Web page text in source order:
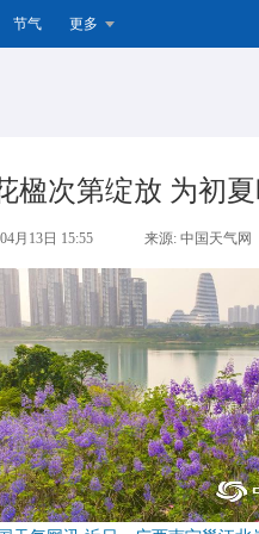
节气 更多
楹次第绽放 为初
月13日 15:55 来源: 中国天气网